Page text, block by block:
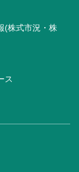
(株式市況・株
ス